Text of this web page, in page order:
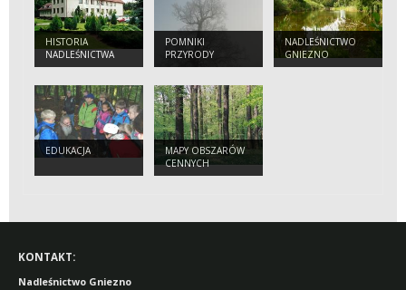
HISTORIA
NADLEŚNICTWA
GNIEZNO
POMNIKI
PRZYRODY
NADLEŚNICTWO
GNIEZNO
EDUKACJA
MAPY OBSZARÓW
CENNYCH
PRZYRODNICZO
KONTAKT:
Nadleśnictwo Gniezno